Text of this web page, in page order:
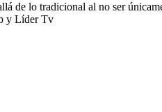
de lo tradicional al no ser
y Líder Tv